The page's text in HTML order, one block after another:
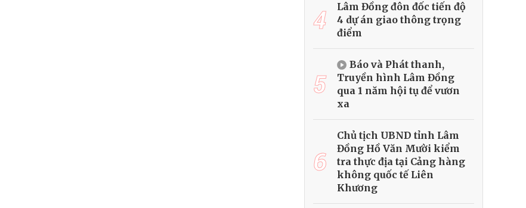
4
Lâm Đồng đôn đốc tiến độ
4 dự án giao thông trọng
điểm
5
Báo và Phát thanh,
Truyền hình Lâm Đồng
qua 1 năm hội tụ để vươn
xa
6
Chủ tịch UBND tỉnh Lâm
Đồng Hồ Văn Mười kiểm
tra thực địa tại Cảng hàng
không quốc tế Liên
Khương